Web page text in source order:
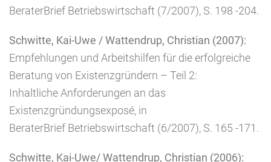
BeraterBrief Betriebswirtschaft (7/2007), S. 198 -204.
Schwitte, Kai-Uwe / Wattendrup, Christian (2007):
Empfehlungen und Arbeitshilfen für die erfolgreiche
Beratung von Existenzgründern – Teil 2:
Inhaltliche Anforderungen an das
Existenzgründungsexposé, in
BeraterBrief Betriebswirtschaft (6/2007), S. 165 -171.
Schwitte, Kai-Uwe/ Wattendrup, Christian (2006):